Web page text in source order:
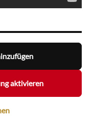
aktivieren